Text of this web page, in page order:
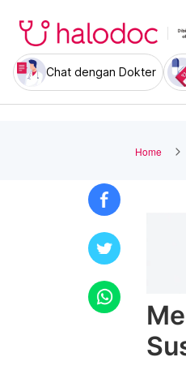
Chat dengan Dokter
Home